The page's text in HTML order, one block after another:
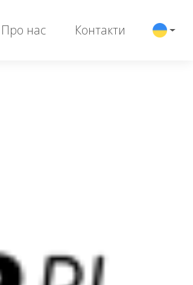
Про нас Контакти